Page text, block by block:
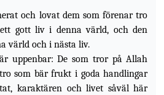
och lovat dem som förenar tro
ett gott liv i denna värld, och den
värld och i nästa liv.
uppenbar: De som tror på Allah
som bär frukt i goda handlingar
karaktären och livet såväl här